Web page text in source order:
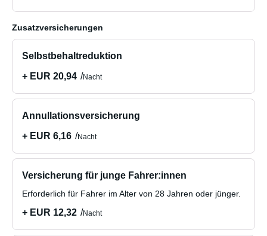
Zusatzversicherungen
Selbstbehaltreduktion
+ EUR 20,94
Nacht
Annullationsversicherung
+ EUR 6,16
Nacht
Versicherung für junge Fahrer:innen
Erforderlich für Fahrer im Alter von 28 Jahren oder jünger.
+ EUR 12,32 Nacht